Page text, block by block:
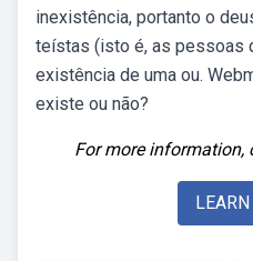
inexistência, portanto o
teístas (isto é, as pessoas
existência de uma ou.
existe ou não?
For more information,